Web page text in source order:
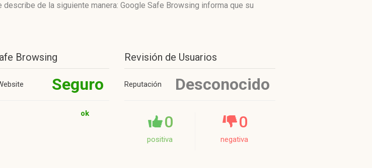
de la siguiente manera: Google Safe Browsing informa que su
Browsing
Seguro
ok
Revisión de Usuarios
Reputación
Desconocido
0
positiva
0
negativa